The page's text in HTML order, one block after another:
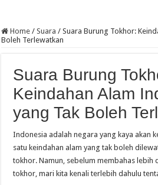
Home / Suara / Suara Burung Tokhor:
Boleh Terlewatkan
Suara Burung
Keindahan Alam
yang Tak Boleh
Indonesia adalah negara yang kaya akan
satu keindahan alam yang tak boleh
tokhor. Namun, sebelum membahas lebih
tokhor, mari kita kenali terlebih dahulu